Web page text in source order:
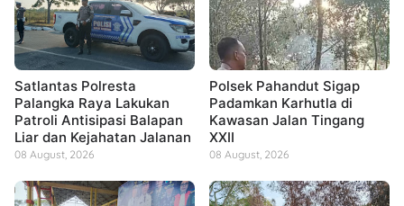
Satlantas Polresta
Palangka Raya Lakukan
Patroli Antisipasi Balapan
Liar dan Kejahatan Jalanan
08 August, 2026
Polsek Pahandut Sigap
Padamkan Karhutla di
Kawasan Jalan Tingang
XXII
08 August, 2026